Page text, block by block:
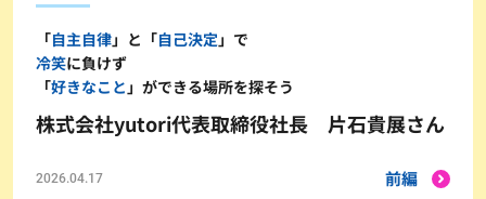
「自主自律」と「自己決定」で
冷笑に負けず
「好きなこと」ができる場所を探そう
株式会社yutori代表取締役社長 片石貴展さん
2026.04.17 前編